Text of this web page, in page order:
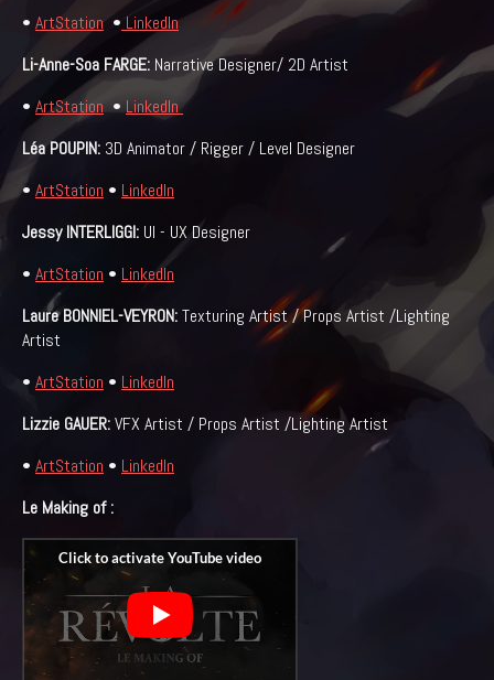
• ArtStation• LinkedIn
Li-Anne-Soa FARGE: Narrative Designer/ 2D Artist
• ArtStation•LinkedIn
Léa POUPIN: 3D Animator / Rigger / Level Designer
• ArtStation • LinkedIn
Jessy INTERLIGGI: UI - UX Designer
• ArtStation • LinkedIn
Laure BONNIEL-VEYRON:Texturing Artist / Props Artist /Lighting
Artist
• ArtStation • LinkedIn
Lizzie GAUER:VFX Artist / Props Artist /Lighting Artist
• ArtStation • LinkedIn
Le Making of :